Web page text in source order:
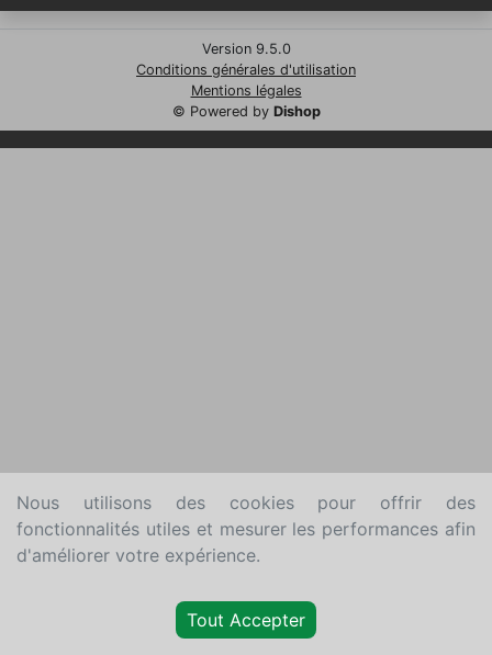
Version 9.5.0
Conditions générales d'utilisation
Mentions légales
© Powered by Dishop
Nous utilisons des cookies pour offrir des
fonctionnalités utiles et mesurer les performances afin
d'améliorer votre expérience.
Tout Accepter